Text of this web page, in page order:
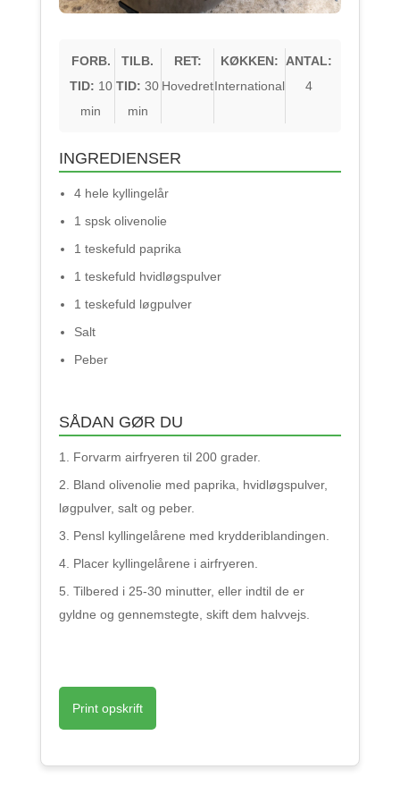
FORB.
TID: 10
min
TILB.
TID: 30
min
RET:
Hovedret
KØKKEN:
International
ANTAL:
4
INGREDIENSER
4 hele kyllingelår
1 spsk olivenolie
1 teskefuld paprika
1 teskefuld hvidløgspulver
1 teskefuld løgpulver
Salt
Peber
SÅDAN GØR DU
Forvarm airfryeren til 200 grader.
Bland olivenolie med paprika, hvidløgspulver,
løgpulver, salt og peber.
Pensl kyllingelårene med krydderiblandingen.
Placer kyllingelårene i airfryeren.
Tilbered i 25-30 minutter, eller indtil de er
gyldne og gennemstegte, skift dem halvvejs.
Print opskrift